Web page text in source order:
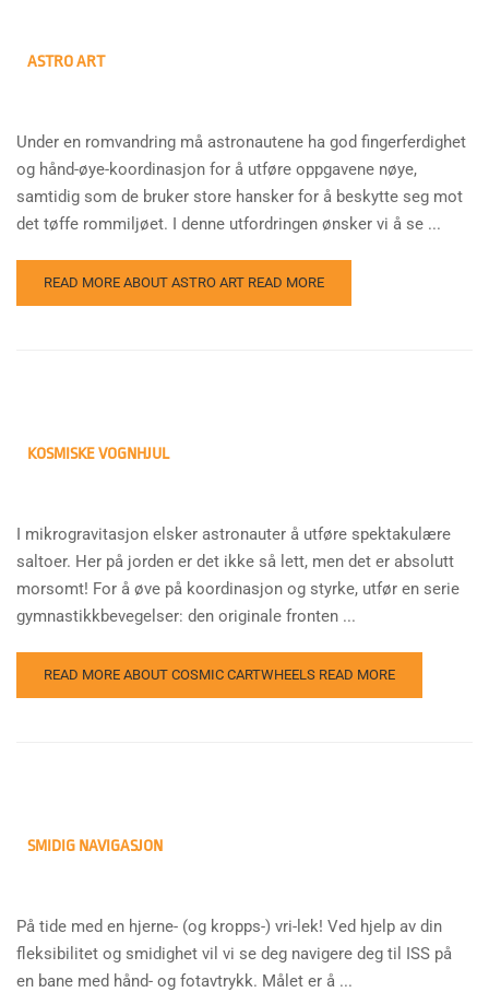
ASTRO ART
Under en romvandring må astronautene ha god fingerferdighet
og hånd-øye-koordinasjon for å utføre oppgavene nøye,
samtidig som de bruker store hansker for å beskytte seg mot
det tøffe rommiljøet. I denne utfordringen ønsker vi å se ...
READ MORE ABOUT ASTRO ART READ MORE
KOSMISKE VOGNHJUL
I mikrogravitasjon elsker astronauter å utføre spektakulære
saltoer. Her på jorden er det ikke så lett, men det er absolutt
morsomt! For å øve på koordinasjon og styrke, utfør en serie
gymnastikkbevegelser: den originale fronten ...
READ MORE ABOUT COSMIC CARTWHEELS READ MORE
SMIDIG NAVIGASJON
På tide med en hjerne- (og kropps-) vri-lek! Ved hjelp av din
fleksibilitet og smidighet vil vi se deg navigere deg til ISS på
en bane med hånd- og fotavtrykk. Målet er å ...